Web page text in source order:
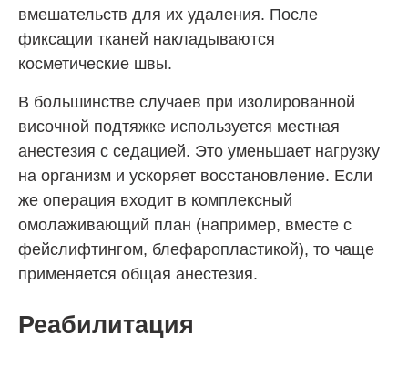
вмешательств для их удаления. После
фиксации тканей накладываются
косметические швы.
В большинстве случаев при изолированной
височной подтяжке используется местная
анестезия с седацией. Это уменьшает нагрузку
на организм и ускоряет восстановление. Если
же операция входит в комплексный
омолаживающий план (например, вместе с
фейслифтингом, блефаропластикой), то чаще
применяется общая анестезия.
Реабилитация